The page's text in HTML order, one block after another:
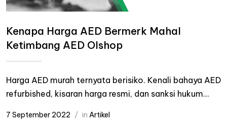
Kenapa Harga AED Bermerk Mahal
Ketimbang AED Olshop
Harga AED murah ternyata berisiko. Kenali bahaya AED
refurbished, kisaran harga resmi, dan sanksi hukum...
7 September 2022 in Artikel